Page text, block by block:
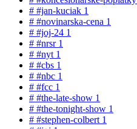
# #jan-kuciak 1
# #novinarska-cena 1
# #joj-24 1
# #nrsr 1
# #nyt 1
# #cbs 1
# #nbc 1
# #fcc 1
# #the-late-show 1
# #the-tonight-show 1
# #stephen-colbert 1